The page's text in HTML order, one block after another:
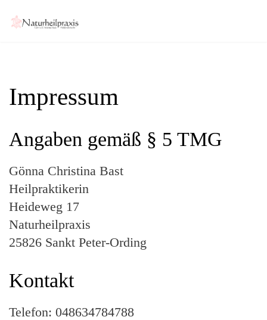
Impressum
Angaben gemäß § 5 TMG
Gönna Christina Bast
Heilpraktikerin
Heideweg 17
Naturheilpraxis
25826 Sankt Peter-Ording
Kontakt
Telefon: 048634784788